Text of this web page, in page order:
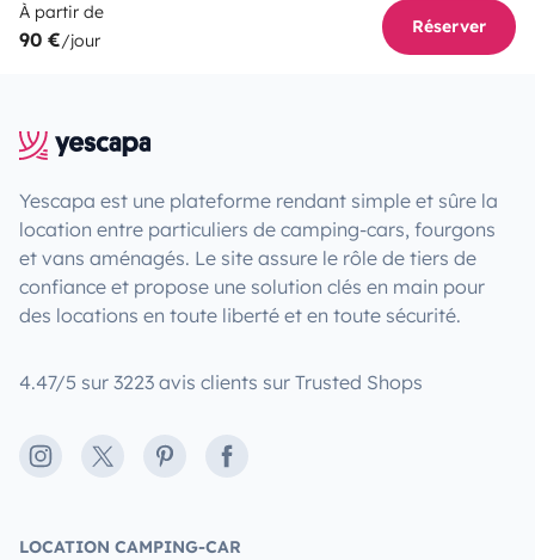
À partir de
90 €/jour
Réserver
Yescapa est une plateforme rendant simple et sûre la
location entre particuliers de camping-cars, fourgons
et vans aménagés. Le site assure le rôle de tiers de
confiance et propose une solution clés en main pour
des locations en toute liberté et en toute sécurité.
4.47/5 sur 3223 avis clients sur Trusted Shops
Instagram
X PinterestFacebook
LOCATION CAMPING-CAR